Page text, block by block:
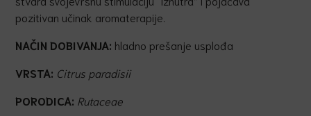
pozitivan učinak aromaterapije.
NAČIN DOBIVANJA: hladno prešanje usplođa
VRSTA: Citrus paradisii
PORODICA: Rutaceae